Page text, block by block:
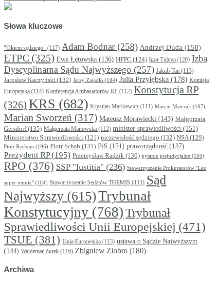
Słowa kluczowe
"Okiem sędziego" (117) Adam Bodnar(258) Andrzej Duda (158)
ETPC (325) Ewa Łętowska (136) HFPC (124) Igor Tuleya (120) Izba
Dyscyplinarna Sądu Najwyższego (257) Jakub Tau (113)
Jarosław Kaczyński (132) Jerzy Zajadło (104) Julia Przyłębska (178) Komisja
Europejska (114) Konferencja Ambasadorów RP (112) Konstytucja RP
(326) KRS (682) Krystian Markiewicz (111) Marcin Matczak (107)
Marian Sworzeń (317) Mateusz Morawiecki (143) Małgorzata
Gersdorf(135) Małgorzata Manowska (112) minister sprawiedliwości (151)
Ministerstwo Sprawiedliwości (121) niezawisłość sędziego (132) NSA (129)
Piotr Rachtan (106) Piotr Schab (131) PiS (151) praworządność (137)
Prezydent RP(195) Przemysław Radzik (130) pytanie prejudycjalne (100)
RPO (376) SSP "Iustitia" (236) Stowarzyszenie Prokuratorów "Lex
super omnia" (104) Stowarzyszenie Sędziów THEMIS (111) Sąd
Najwyższy (615)Trybunał
Konstytucyjny (768)Trybunał
Sprawiedliwości Unii Europejskiej (471)
TSUE (381) Unia Europejska (113) ustawa o Sądzie Najwyższym
(144) Waldemar Żurek (116) Zbigniew Ziobro (180)
Archiwa